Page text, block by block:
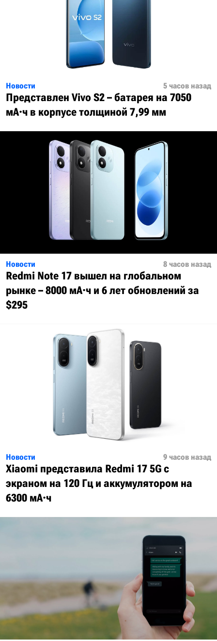
Новости 5 часов назад
Представлен Vivo S2 – батарея на 7050
мА·ч в корпусе толщиной 7,99 мм
Новости 8 часов назад
Redmi Note 17 вышел на глобальном
рынке – 8000 мА·ч и 6 лет обновлений за
$295
Новости 9 часов назад
Xiaomi представила Redmi 17 5G с
экраном на 120 Гц и аккумулятором на
6300 мА·ч